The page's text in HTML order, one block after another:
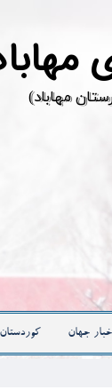
مهاباد)
جهان کوردستان